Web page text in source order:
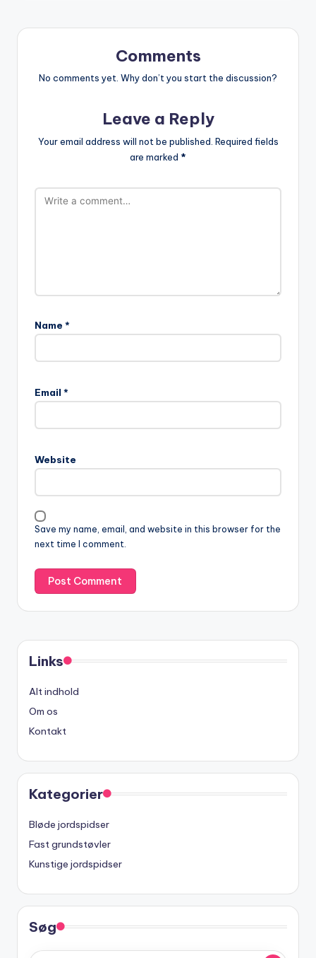
Comments
No comments yet. Why don’t you start the discussion?
Leave a Reply
Your email address will not be published. Required fields
are marked *
Name *
Email *
Website
Save my name, email, and website in this browser for the
next time I comment.
Links
Alt indhold
Om os
Kontakt
Kategorier
Bløde jordspidser
Fast grundstøvler
Kunstige jordspidser
Søg